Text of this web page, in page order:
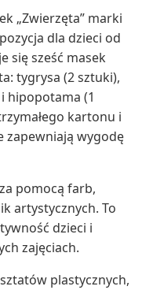
„Zwierzęta” marki
dla dzieci od
się sześć masek
tygrysa (2 sztuki),
hipopotama (1
kartonu i
zapewniają wygodę
pomocą farb,
artystycznych. To
dzieci i
zajęciach.
plastycznych,